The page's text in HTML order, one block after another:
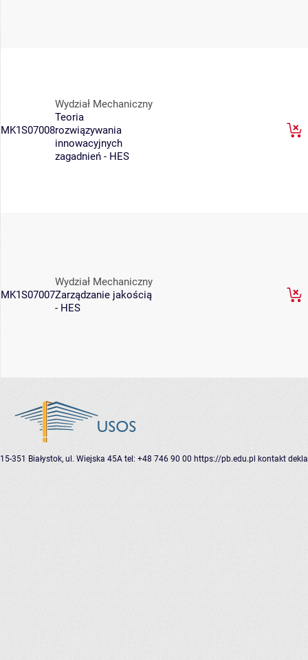
MK1S07008
Wydział Mechaniczny
Teoria
rozwiązywania
innowacyjnych
zagadnień - HES
MK1S07007
Wydział Mechaniczny
Zarządzanie jakością
- HES
15-351 Białystok, ul. Wiejska 45A tel: +48 746 90 00 https://pb.edu.pl kontakt